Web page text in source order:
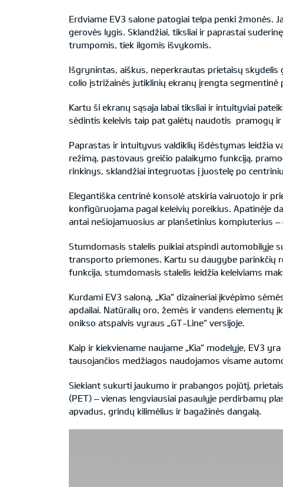
Erdviame EV3 salone patogiai telpa penki
gerovės lygis. Sklandžiai, tiksliai ir paprastai
trumpomis, tiek ilgomis išvykomis.
Išgrynintas, aiškus, neperkrautas prietaisų
colio įstrižainės jutiklinių ekranų įrengta
Kartu ši ekranų sąsaja labai tiksliai ir intuityviai
sėdintis keleivis taip pat galėtų naudotis pramogų ir
Paprastas ir intuityvus valdiklių išdėstymas leidžia
režimą, pastovaus greičio palaikymo funkciją,
rinkinys, sklandžiai integruotas į juostelę po
Elegantiška centrinė konsolė atskiria vairuotojo ir
konfigūruojama pagal keleivių poreikius. Apatinėje
antai nešiojamuosius ar planšetinius kompiuterius
Stumdomasis stalelis puikiai atspindi automobilyje
transporto priemones. Kartu su daugybe parinkčių
funkcija, stumdomasis stalelis leidžia keleiviams
Kurdami EV3 saloną, „Kia“ dizaineriai įkvėpimo
apdailai. Natūralių oro, žemės ir vandens elementų
onikso atspalvis vyraus „GT-Line“ versijoje.
Kaip ir kiekviename naujame „Kia“ modelyje, EV3
tausojančios medžiagos naudojamos visame
Siekiant sukurti jaukumo ir prabangos pojūtį,
(PET) – vienas lengviausiai pasaulyje perdirbamų
apvadus, grindų kilimėlius ir bagažinės dangalą.